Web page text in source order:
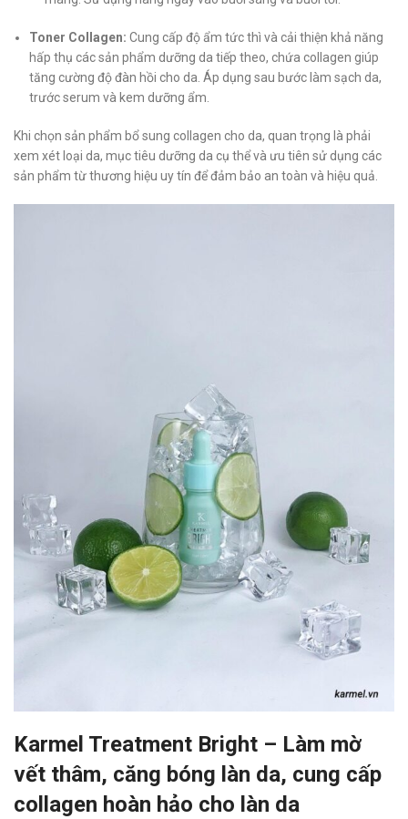
Toner Collagen: Cung cấp độ ẩm tức thì và cải thiện khả năng
hấp thụ các sản phẩm dưỡng da tiếp theo, chứa collagen giúp
tăng cường độ đàn hồi cho da. Áp dụng sau bước làm sạch da,
trước serum và kem dưỡng ẩm.
Khi chọn sản phẩm bổ sung collagen cho da, quan trọng là phải
xem xét loại da, mục tiêu dưỡng da cụ thể và ưu tiên sử dụng các
sản phẩm từ thương hiệu uy tín để đảm bảo an toàn và hiệu quả.
Karmel Treatment Bright – Làm mờ
vết thâm, căng bóng làn da, cung cấp
collagen hoàn hảo cho làn da